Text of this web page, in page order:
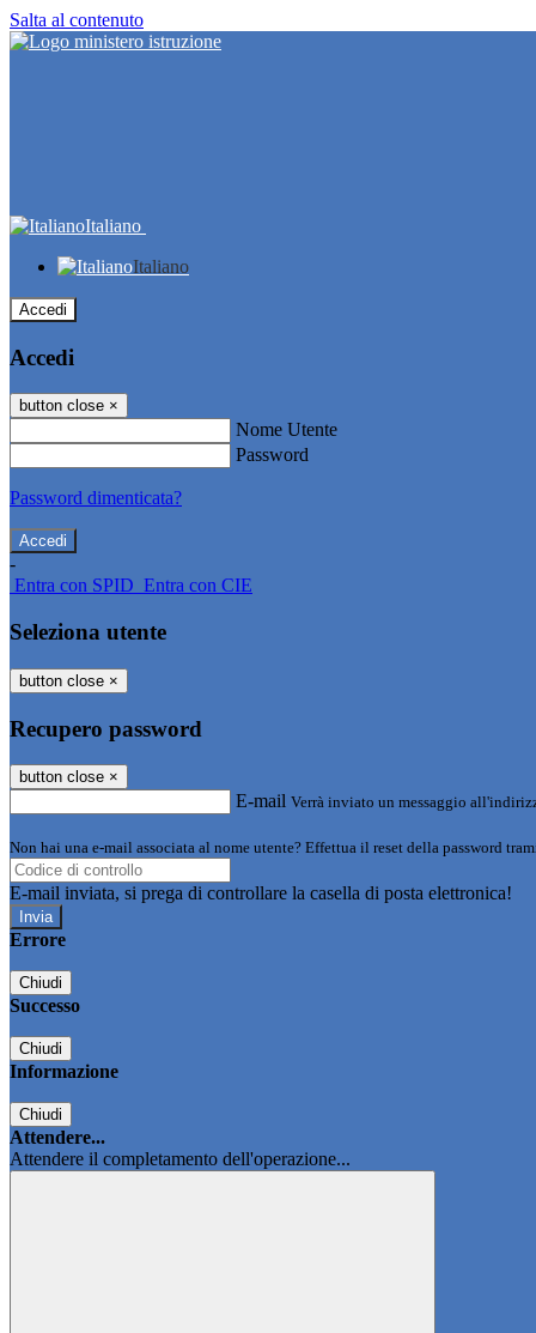
Salta al contenuto
Italiano
Italiano
Accedi
Accedi
button close ×
Nome Utente
Password
Password dimenticata?
-
Entra con SPID Entra con CIE
Seleziona utente
button close ×
Recupero password
button close ×
E-mail Verrà inviato un messaggio
Non hai una e-mail associata al nome utente? Effettua il reset della password
E-mail inviata, si prega di controllare la casella di posta elettronica!
Errore
Chiudi
Successo
Chiudi
Informazione
Chiudi
Attendere...
Attendere il completamento dell'operazione...